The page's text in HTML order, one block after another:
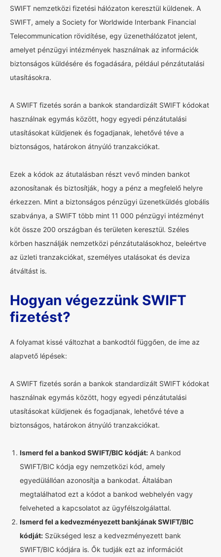
SWIFT nemzetközi fizetési hálózaton keresztül küldenek. A
SWIFT, amely a Society for Worldwide Interbank Financial
Telecommunication rövidítése, egy üzenethálózatot jelent,
amelyet pénzügyi intézmények használnak az információk
biztonságos küldésére és fogadására, például pénzátutalási
utasításokra.
A SWIFT fizetés során a bankok standardizált SWIFT kódokat
használnak egymás között, hogy egyedi pénzátutalási
utasításokat küldjenek és fogadjanak, lehetővé téve a
biztonságos, határokon átnyúló tranzakciókat.
Ezek a kódok az átutalásban részt vevő minden bankot
azonosítanak és biztosítják, hogy a pénz a megfelelő helyre
érkezzen. Mint a biztonságos pénzügyi üzenetküldés globális
szabványa, a SWIFT több mint 11 000 pénzügyi intézményt
köt össze 200 országban és területen keresztül. Széles
körben használják nemzetközi pénzátutalásokhoz, beleértve
az üzleti tranzakciókat, személyes utalásokat és deviza
átváltást is.
Hogyan végezzünk SWIFT
fizetést?
A folyamat kissé változhat a bankodtól függően, de íme az
alapvető lépések:
A SWIFT fizetés során a bankok standardizált SWIFT kódokat
használnak egymás között, hogy egyedi pénzátutalási
utasításokat küldjenek és fogadjanak, lehetővé téve a
biztonságos, határokon átnyúló tranzakciókat.
Ismerd fel a bankod SWIFT/BIC kódját: A bankod
SWIFT/BIC kódja egy nemzetközi kód, amely
egyedülállóan azonosítja a bankodat. Általában
megtalálhatod ezt a kódot a bankod webhelyén vagy
felveheted a kapcsolatot az ügyfélszolgálattal.
Ismerd fel a kedvezményezett bankjának SWIFT/BIC
kódját: Szükséged lesz a kedvezményezett bank
SWIFT/BIC kódjára is. Ők tudják ezt az információt